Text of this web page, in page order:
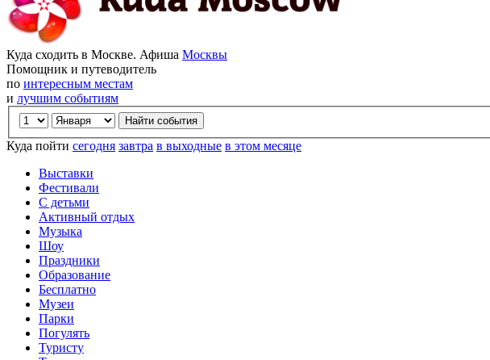
Куда сходить в Москве. Афиша Москвы
Помощник и путеводитель
по интересным местам
и лучшим событиям
Куда пойти сегодня завтра в выходные в этом месяце
Выставки
Фестивали
С детьми
Активный отдых
Музыка
Шоу
Праздники
Образование
Бесплатно
Музеи
Парки
Погулять
Туристу